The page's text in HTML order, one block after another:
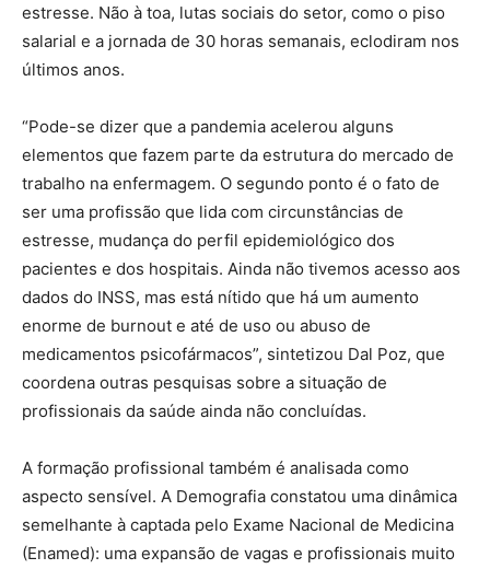
estresse. Não à toa, lutas sociais do setor, como o piso
salarial e a jornada de 30 horas semanais, eclodiram nos
últimos anos.
“Pode-se dizer que a pandemia acelerou alguns
elementos que fazem parte da estrutura do mercado de
trabalho na enfermagem. O segundo ponto é o fato de
ser uma profissão que lida com circunstâncias de
estresse, mudança do perfil epidemiológico dos
pacientes e dos hospitais. Ainda não tivemos acesso aos
dados do INSS, mas está nítido que há um aumento
enorme de burnout e até de uso ou abuso de
medicamentos psicofármacos”, sintetizou Dal Poz, que
coordena outras pesquisas sobre a situação de
profissionais da saúde ainda não concluídas.
A formação profissional também é analisada como
aspecto sensível. A Demografia constatou uma dinâmica
semelhante à captada pelo Exame Nacional de Medicina
(Enamed): uma expansão de vagas e profissionais muito